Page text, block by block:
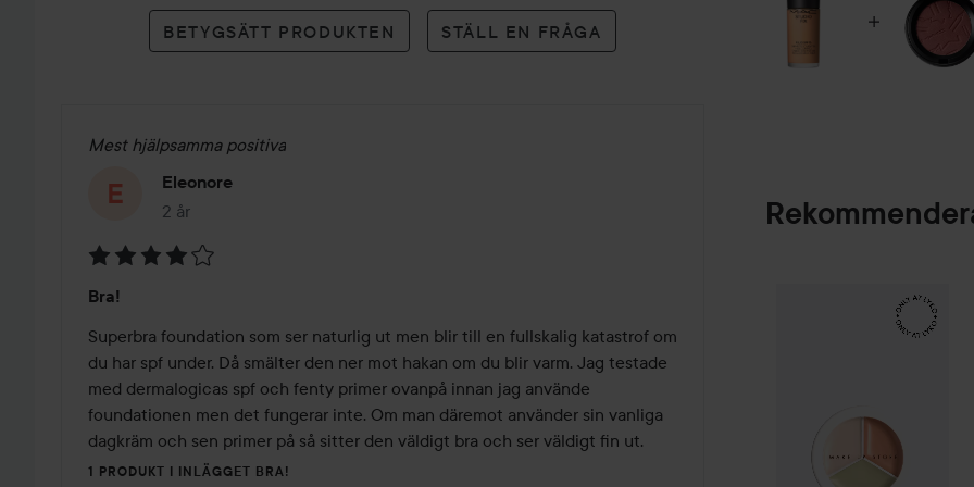
BETYGSÄTT PRODUKTEN STÄLL EN FRÅGA
Mest hjälpsamma positiva
Eleonore
2 år
Inlägget skapades 2 år
4
av
5
Bra!
Superbra foundation som ser naturlig ut men blir till en fullskalig katastrof om
du har spf under. Då smälter den ner mot hakan om du blir varm. Jag testade
med dermalogicas spf och fenty primer ovanpå innan jag använde
foundationen men det fungerar inte. Om man däremot använder sin vanliga
dagkräm och sen primer på så sitter den väldigt bra och ser väldigt fin ut.
1 PRODUKT I INLÄGGET BRA!
Make Up Store